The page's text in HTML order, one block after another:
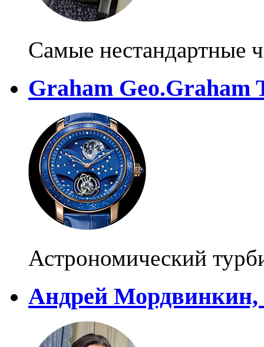
Самые нестандартные
Graham Geo.Graham
Астрономический
Андрей Мордвинкин,